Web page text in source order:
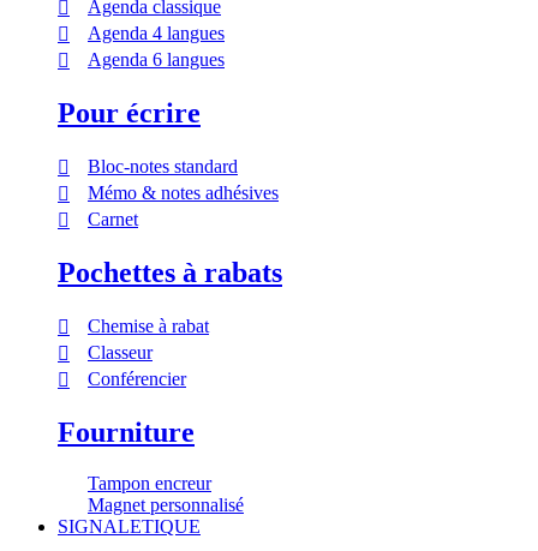
Agenda classique
Agenda 4 langues
Agenda 6 langues
Pour écrire
Bloc-notes standard
Mémo & notes adhésives
Carnet
Pochettes à rabats
Chemise à rabat
Classeur
Conférencier
Fourniture
Tampon encreur
Magnet personnalisé
SIGNALETIQUE